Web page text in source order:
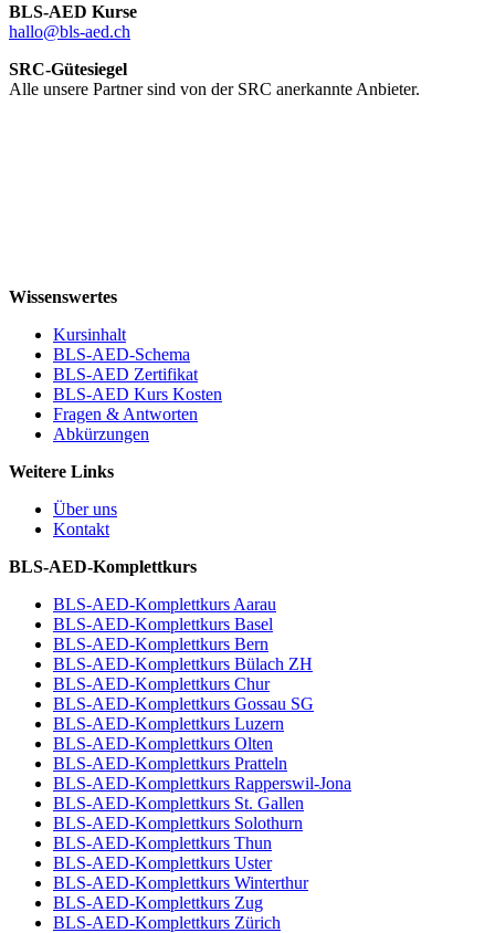
BLS-AED Kurse
hallo@bls-aed.ch
SRC-Gütesiegel
Alle unsere Partner sind von der SRC anerkannte Anbieter.
Wissenswertes
Kursinhalt
BLS-AED-Schema
BLS-AED Zertifikat
BLS-AED Kurs Kosten
Fragen & Antworten
Abkürzungen
Weitere Links
Über uns
Kontakt
BLS-AED-Komplettkurs
BLS-AED-Komplettkurs Aarau
BLS-AED-Komplettkurs Basel
BLS-AED-Komplettkurs Bern
BLS-AED-Komplettkurs Bülach ZH
BLS-AED-Komplettkurs Chur
BLS-AED-Komplettkurs Gossau SG
BLS-AED-Komplettkurs Luzern
BLS-AED-Komplettkurs Olten
BLS-AED-Komplettkurs Pratteln
BLS-AED-Komplettkurs Rapperswil-Jona
BLS-AED-Komplettkurs St. Gallen
BLS-AED-Komplettkurs Solothurn
BLS-AED-Komplettkurs Thun
BLS-AED-Komplettkurs Uster
BLS-AED-Komplettkurs Winterthur
BLS-AED-Komplettkurs Zug
BLS-AED-Komplettkurs Zürich